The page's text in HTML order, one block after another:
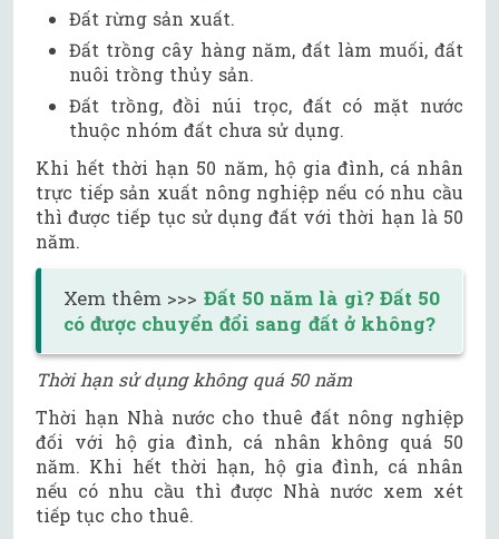
Đất rừng sản xuất.
Đất trồng cây hàng năm, đất làm muối, đất
nuôi trồng thủy sản.
Đất trồng, đồi núi trọc, đất có mặt nước
thuộc nhóm đất chưa sử dụng.
Khi hết thời hạn 50 năm, hộ gia đình, cá nhân
trực tiếp sản xuất nông nghiệp nếu có nhu cầu
thì được tiếp tục sử dụng đất với thời hạn là 50
năm.
Xem thêm >>> Đất 50 năm là gì? Đất 50
có được chuyển đổi sang đất ở không?
Thời hạn sử dụng không quá 50 năm
Thời hạn Nhà nước cho thuê đất nông nghiệp
đối với hộ gia đình, cá nhân không quá 50
năm. Khi hết thời hạn, hộ gia đình, cá nhân
nếu có nhu cầu thì được Nhà nước xem xét
tiếp tục cho thuê.